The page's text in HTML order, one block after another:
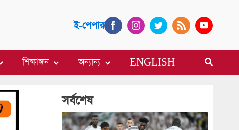
ই-পেপার
শিক্ষাঙ্গন অন্যান্য ENGLISH
সর্বশেষ